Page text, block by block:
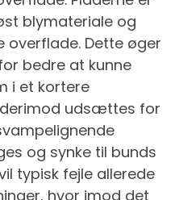
blymateriale og
overflade. Dette øger
bedre at kunne
i et kortere
udsættes for
og synke til bunds
typisk fejle allerede
hvor imod det